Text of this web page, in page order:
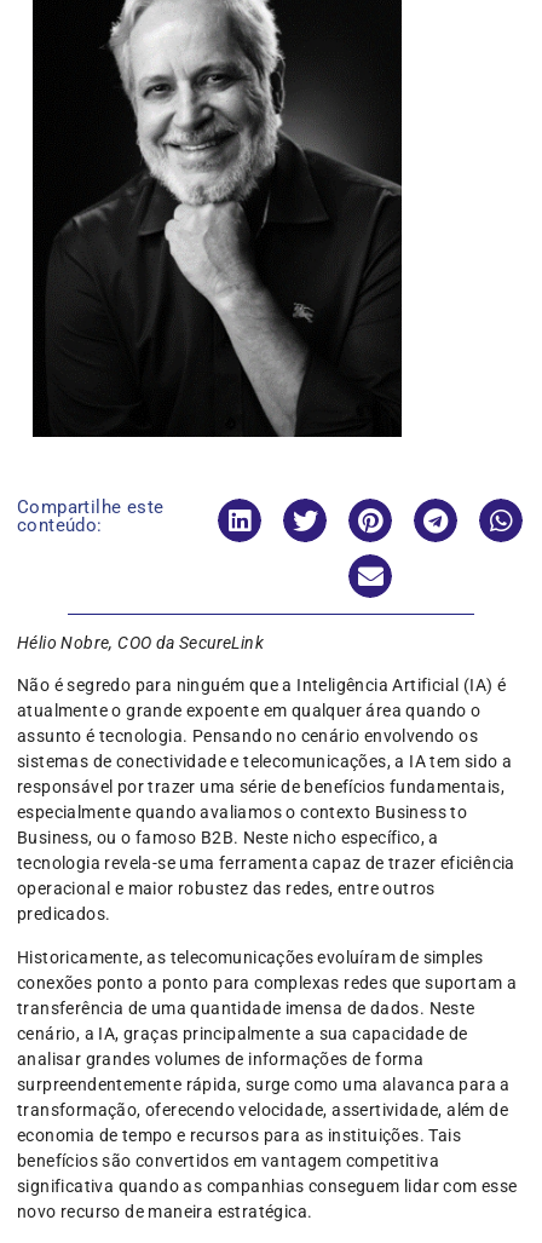
Compartilhe este
conteúdo:
Hélio Nobre, COO da SecureLink
Não é segredo para ninguém que a Inteligência Artificial (IA) é
atualmente o grande expoente em qualquer área quando o
assunto é tecnologia. Pensando no cenário envolvendo os
sistemas de conectividade e telecomunicações, a IA tem sido a
responsável por trazer uma série de benefícios fundamentais,
especialmente quando avaliamos o contexto Business to
Business, ou o famoso B2B. Neste nicho específico, a
tecnologia revela-se uma ferramenta capaz de trazer eficiência
operacional e maior robustez das redes, entre outros
predicados.
Historicamente, as telecomunicações evoluíram de simples
conexões ponto a ponto para complexas redes que suportam a
transferência de uma quantidade imensa de dados. Neste
cenário, a IA, graças principalmente a sua capacidade de
analisar grandes volumes de informações de forma
surpreendentemente rápida, surge como uma alavanca para a
transformação, oferecendo velocidade, assertividade, além de
economia de tempo e recursos para as instituições. Tais
benefícios são convertidos em vantagem competitiva
significativa quando as companhias conseguem lidar com esse
novo recurso de maneira estratégica.